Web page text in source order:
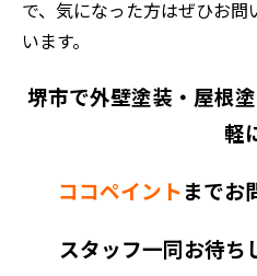
で、気になった方はぜひお
います。
堺市で外壁塗装・屋根
軽
ココペイント までお
スタッフ一同お待ち